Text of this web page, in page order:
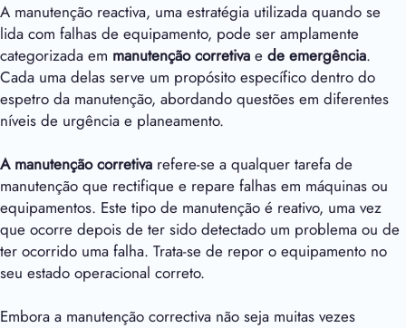
A manutenção reactiva, uma estratégia utilizada quando se
lida com falhas de equipamento, pode ser amplamente
categorizada em manutenção corretiva e de emergência.
Cada uma delas serve um propósito específico dentro do
espetro da manutenção, abordando questões em diferentes
níveis de urgência e planeamento.
A manutenção corretiva refere-se a qualquer tarefa de
manutenção que rectifique e repare falhas em máquinas ou
equipamentos. Este tipo de manutenção é reativo, uma vez
que ocorre depois de ter sido detectado um problema ou de
ter ocorrido uma falha. Trata-se de repor o equipamento no
seu estado operacional correto.
Embora a manutenção correctiva não seja muitas vezes